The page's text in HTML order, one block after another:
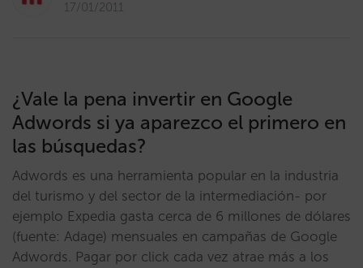
17/01/2011
¿Vale la pena invertir en Google
Adwords si ya aparezco el primero en
las búsquedas?
Adwords es una herramienta popular en la industria
del turismo y del sector de la intermediación- por
ejemplo Expedia gasta cerca de 6 millones de dólares
(fuente: Adage) mensuales en campañas de Google
Adwords. Pagar por click cada vez atrae más a los